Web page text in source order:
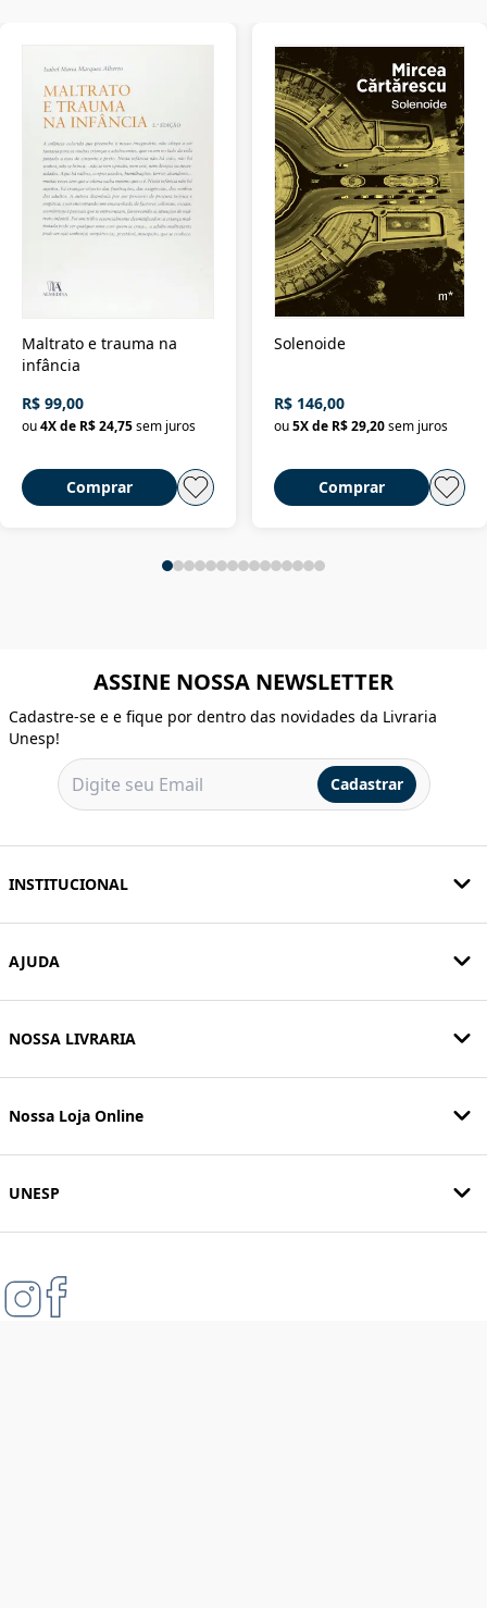
Maltrato e trauma na
infância
R$ 99,00
ou4X de R$ 24,75sem juros
Comprar
Solenoide
R$ 146,00
ou 5X de R$ 29,20 sem juros
Comprar
ASSINE NOSSA NEWSLETTER
Cadastre-se e e fique por dentro das novidades da Livraria
Unesp!
Cadastrar
INSTITUCIONAL
AJUDA
NOSSA LIVRARIA
Nossa Loja Online
UNESP